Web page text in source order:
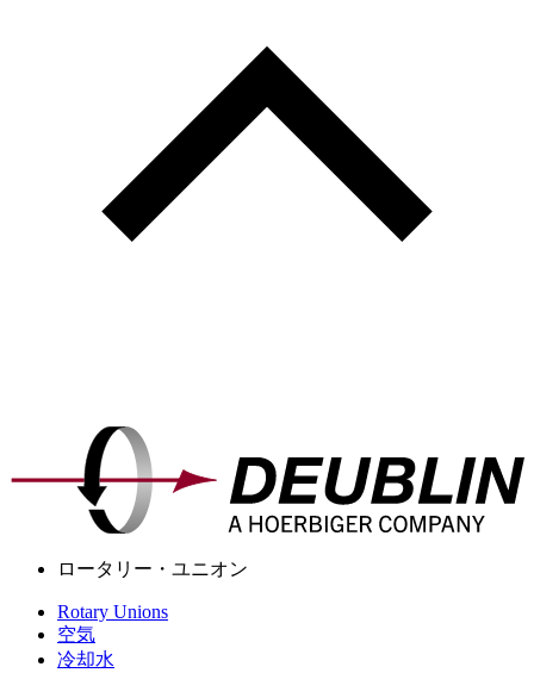
ロータリー・ユニオン
Rotary Unions
空気
冷却水